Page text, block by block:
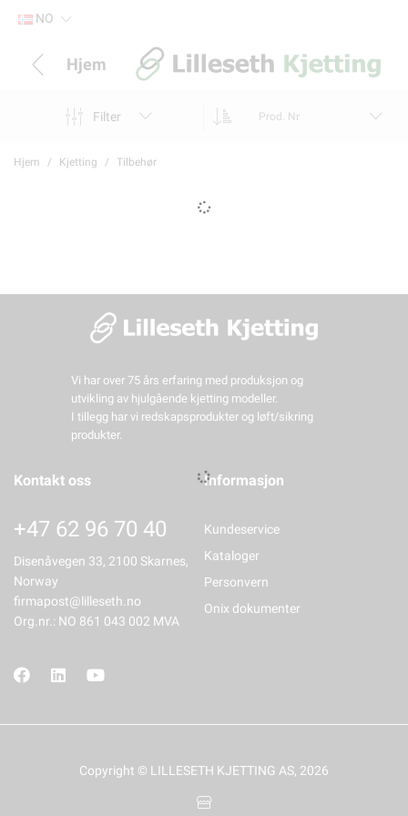
NO
Hjem
Filter Prod. Nr
Hjem Kjetting Tilbehør
Vi har over 75 års erfaring med produksjon og
utvikling av hjulgående kjetting modeller.
I tillegg har vi redskapsprodukter og løft/sikring
produkter.
Kontakt oss
+47 62 96 70 40
Disenåvegen 33, 2100 Skarnes,
Norway
firmapost@lilleseth.no
Org.nr.: NO 861 043 002 MVA
Informasjon
Kundeservice
Kataloger
Personvern
Onix dokumenter
Copyright © LILLESETH KJETTING AS, 2026